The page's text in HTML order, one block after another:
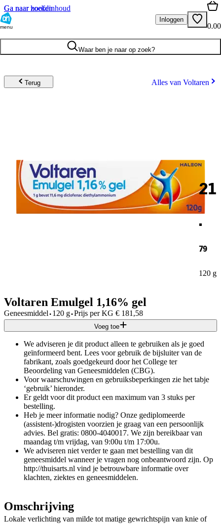
Ga naar hoofdinhoud
Ga naar zoeken
menu
Inloggen
0.00
Waar ben je naar op zoek?
Terug Alles van Voltaren
21
.
79
120 g
Voltaren Emulgel 1,16% gel
Geneesmiddel·120 g·Prijs per KG € 181,58
Voeg toe
We adviseren je dit product alleen te gebruiken als je goed
geïnformeerd bent. Lees voor gebruik de bijsluiter van de
fabrikant, zoals goedgekeurd door het College ter
Beoordeling van Geneesmiddelen (CBG).
Voor waarschuwingen en gebruiksbeperkingen zie het tabje
‘gebruik’ hieronder.
Er geldt voor dit product een maximum van 3 stuks per
bestelling.
Heb je meer informatie nodig? Onze gediplomeerde
(assistent-)drogisten voorzien je graag van een persoonlijk
advies. Bel gratis: 0800-4040017. We zijn bereikbaar van
maandag t/m vrijdag, van 9:00u t/m 17:00u.
We adviseren niet verder te gaan met bestelling van dit
geneesmiddel wanneer je vragen nog onbeantwoord zijn. Op
http://thuisarts.nl vind je betrouwbare informatie over
klachten, ziektes en geneesmiddelen.
Omschrijving
Lokale verlichting van milde tot matige gewrichtspijn van knie of